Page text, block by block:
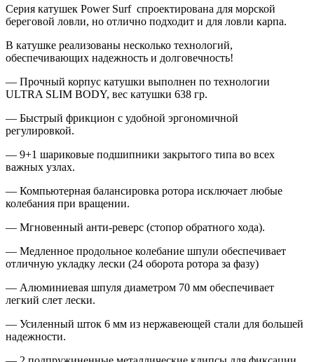
Серия катушек Power Surf спроектирована для морской
береговой ловли, но отлично подходит и для ловли карпа.
В катушке реализованы несколько технологий,
обеспечивающих надежность и долговечность!
— Прочный корпус катушки выполнен по технологии
ULTRA SLIM BODY, вес катушки 638 гр.
— Быстрый фрикцион с удобной эргономичной
регулировкой.
— 9+1 шариковые подшипники закрытого типа во всех
важных узлах.
— Компьютерная балансировка ротора исключает любые
колебания при вращении.
— Мгновенный анти-реверс (стопор обратного хода).
— Медленное продольное колебание шпули обеспечивает
отличную укладку лески (24 оборота ротора за фазу)
— Алюминиевая шпуля диаметром 70 мм обеспечивает
легкий слет лески.
— Усиленный шток 6 мм из нержавеющей стали для большей
надежности.